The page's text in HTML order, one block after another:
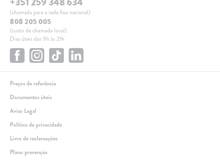
(chamada para a rede fixa nacional)
808 205 005
(custo de chamada local)
Dias úteis das 9h às 21h
Preços de referência
Documentos úteis
Aviso Legal
Política de privacidade
Livro de reclamações
Plano prevenção